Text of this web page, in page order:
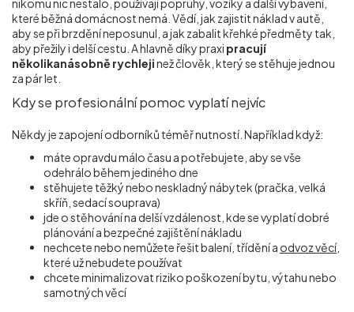
nikomu nic nestalo, používají popruhy, vozíky a další vybavení,
které běžná domácnost nemá. Vědí, jak zajistit náklad v autě,
aby se při brzdění neposunul, a jak zabalit křehké předměty tak,
aby přežily i delší cestu. A hlavně díky praxi pracují
několikanásobně rychlejinež člověk, který se stěhuje jednou
za pár let.
Kdy se profesionální pomoc vyplatí nejvíc
Někdy je zapojení odborníků téměř nutností. Například když:
máte opravdu málo času a potřebujete, aby se vše
odehrálo během jediného dne
stěhujete těžký nebo neskladný nábytek (pračka, velká
skříň, sedací souprava)
jde o stěhování na delší vzdálenost, kde se vyplatí dobré
plánování a bezpečné zajištění nákladu
nechcete nebo nemůžete řešit balení, třídění a odvoz věcí,
které už nebudete používat
chcete minimalizovat riziko poškození bytu, výtahu nebo
samotných věcí